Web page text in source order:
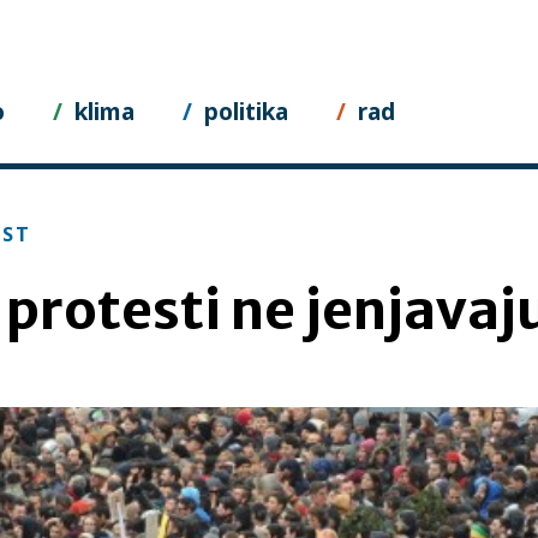
klima politika rad
ne